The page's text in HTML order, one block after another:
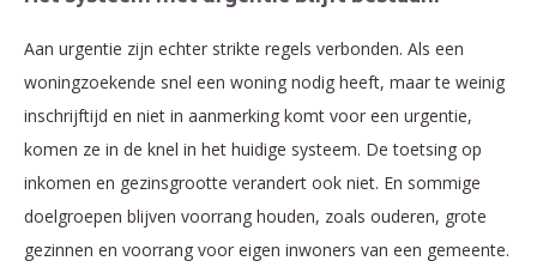
Aan urgentie zijn echter strikte regels verbonden. Als een
woningzoekende snel een woning nodig heeft, maar te weinig
inschrijftijd en niet in aanmerking komt voor een urgentie,
komen ze in de knel in het huidige systeem. De toetsing op
inkomen en gezinsgrootte verandert ook niet. En sommige
doelgroepen blijven voorrang houden, zoals ouderen, grote
gezinnen en voorrang voor eigen inwoners van een gemeente.